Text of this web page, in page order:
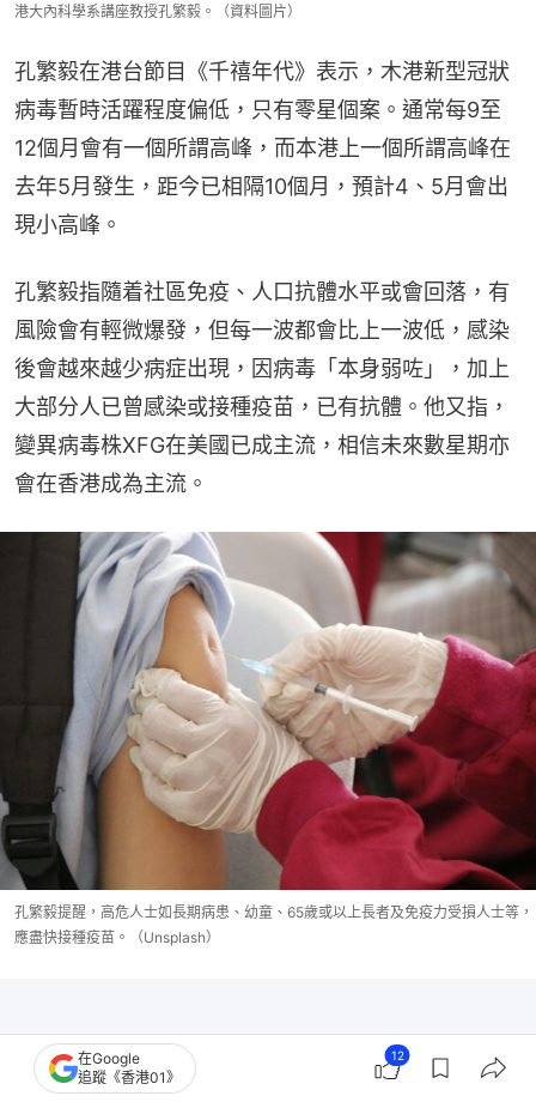
港大內科學系講座教授孔繁毅。（資料圖片）
孔繁毅在港台節目《千禧年代》表示，木港新型冠狀
病毒暫時活躍程度偏低，只有零星個案。通常每9至
12個月會有一個所謂高峰，而本港上一個所謂高峰在
去年5月發生，距今已相隔10個月，預計4、5月會出
現小高峰。
孔繁毅指隨着社區免疫、人口抗體水平或會回落，有
風險會有輕微爆發，但每一波都會比上一波低，感染
後會越來越少病症出現，因病毒「本身弱咗」，加上
大部分人已曾感染或接種疫苗，已有抗體。他又指，
變異病毒株XFG在美國已成主流，相信未來數星期亦
會在香港成為主流。
孔繁毅提醒，高危人士如長期病患、幼童、65歲或以上長者及免疫力受損人士等，
應盡快接種疫苗。（Unsplash）
在Google
追蹤《香港01》
12